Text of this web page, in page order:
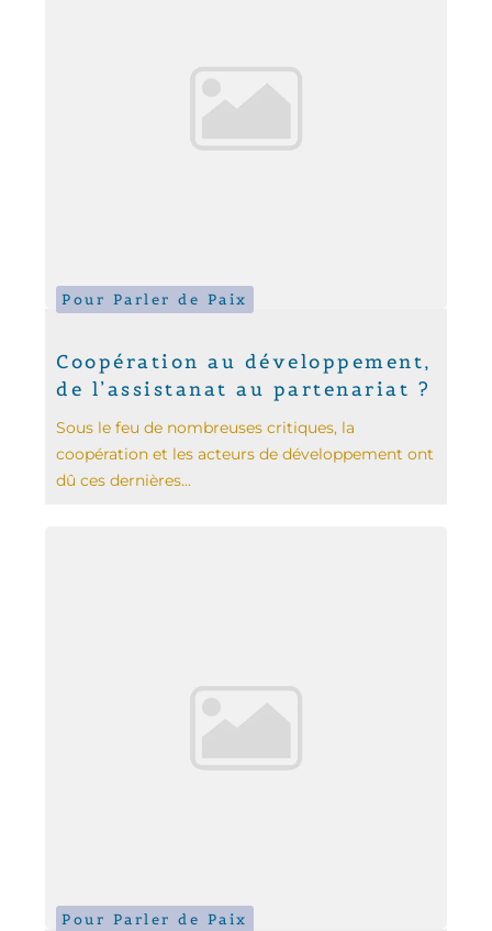
Pour Parler de Paix
Coopération au développement,
de l’assistanat au partenariat ?
Sous le feu de nombreuses critiques, la
coopération et les acteurs de développement ont
dû ces dernières...
Pour Parler de Paix